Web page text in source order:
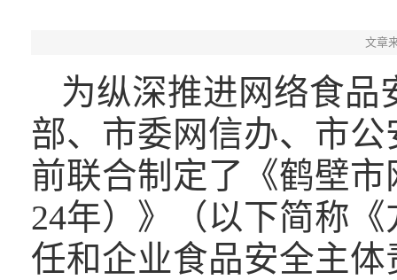
文章
为纵深推进网络食品
部、市委网信办、市
前联合制定了《鹤壁
24年）》（以下简称
任和企业食品安全主